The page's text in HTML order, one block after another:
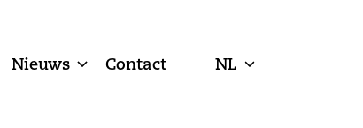
Nieuws Contact NL